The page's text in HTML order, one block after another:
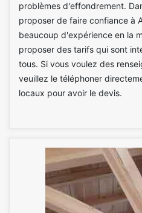
problèmes d'effondrement.
proposer de faire confiance à
beaucoup d'expérience en la
proposer des tarifs qui sont
tous. Si vous voulez des
veuillez le téléphoner
locaux pour avoir le devis.